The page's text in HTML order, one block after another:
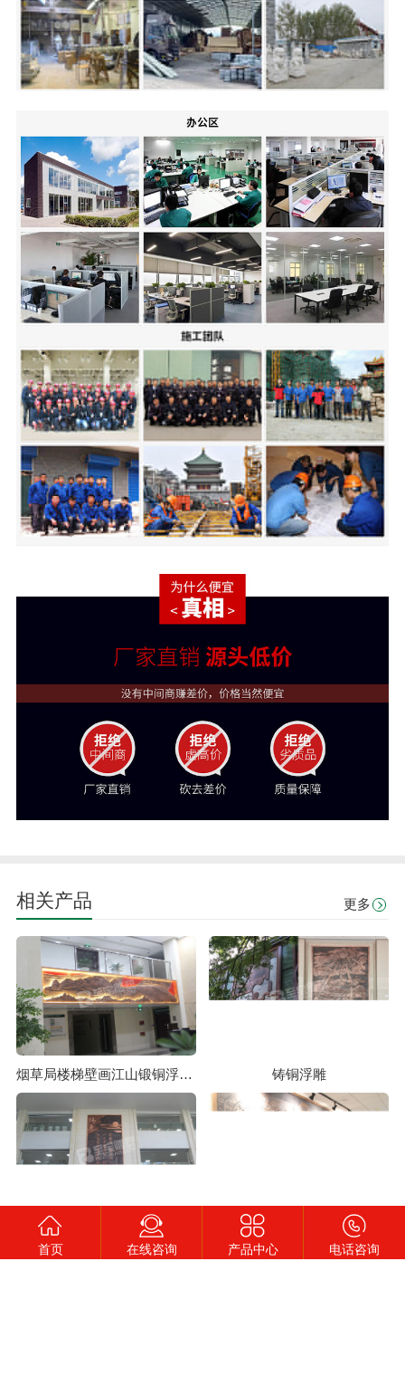
相关产品 更多
烟草局楼梯壁画江山锻铜浮雕定制 铸铜浮雕
首页 在线咨询 产品中心 电话咨询